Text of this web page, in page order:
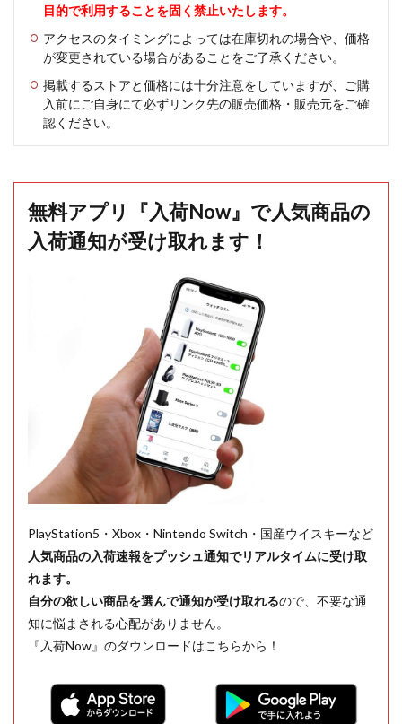
目的で利用することを固く禁止いたします。
アクセスのタイミングによっては在庫切れの場合や、価格
が変更されている場合があることをご了承ください。
掲載するストアと価格には十分注意をしていますが、ご購
入前にご自身にて必ずリンク先の販売価格・販売元をご確
認ください。
無料アプリ『入荷Now』で人気商品の
入荷通知が受け取れます！
PlayStation5・Xbox・Nintendo Switch・国産ウイスキーなど
人気商品の入荷速報をプッシュ通知でリアルタイムに受け取
れます。
自分の欲しい商品を選んで通知が受け取れるので、不要な通
知に悩まされる心配がありません。
『入荷Now』のダウンロードはこちらから！